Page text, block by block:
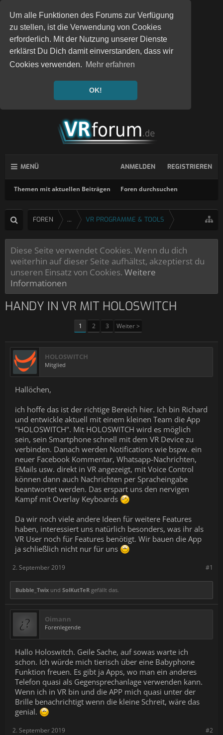
Um alle Funktionen des Forums zur Verfügung
zu stellen, ist die Verwendung von Cookies
erforderlich. Mit der Nutzung unserer Dienste
erklärst Du Dich damit einverstanden, dass wir
Cookies verwenden. Mehr erfahren
OK!
MENÜ
Themen mit aktuellen Beiträgen Foren durchsuchen
ANMELDEN REGISTRIEREN
FOREN ... VR PROGRAMME & TOOLS
Diese Seite verwendet Cookies. Wenn du dich
weiterhin auf dieser Seite aufhältst, akzeptierst du
unseren Einsatz von Cookies. Weitere
Informationen
HANDY IN VR MIT HOLOSWITCH
1 2 3 Weiter >
HOLOSWITCH
Mitglied
Hallöchen,
ich hoffe das ist der richtige Bereich hier. Ich bin Richard
und entwickle aktuell mit einem kleinen Team die App
"HOLOSWITCH". Mit HOLOSWITCH wird es möglich
sein, sein Smartphone schnell mit dem VR Device zu
verbinden. Danach werden Notifications wie bspw. ein
neuer Facebook Kommentar, Whatsapp-Nachrichten,
EMails usw. direkt in VR angezeigt, mit Voice Control
können dann auch Nachrichten per Spracheingabe
beantwortet werden. Das erspart uns den nervigen
Kampf mit Overlay Keyboards
Da wir noch viele andere Ideen für weitere Features
haben, interessiert uns natürlich besonders, was ihr als
VR User noch für Features benötigt. Wir bauen die App
ja schließlich nicht nur für uns
#1
2. September 2019
Bubble_Twix und SolKutTeR gefällt das.
Oimann
Forenlegende
Hallo Holoswitch. Geile Sache, auf sowas warte ich
schon. Ich würde mich tierisch über eine Babyphone
Funktion freuen. Es gibt ja Apps, wo man ein anderes
Telefon quasi als Gegensprechanlage verwenden kann.
Wenn ich in VR bin und die APP mich quasi unter der
Brille benachrichtigt wenn die kleine Schreit, wäre das
genial.
#2
2. September 2019